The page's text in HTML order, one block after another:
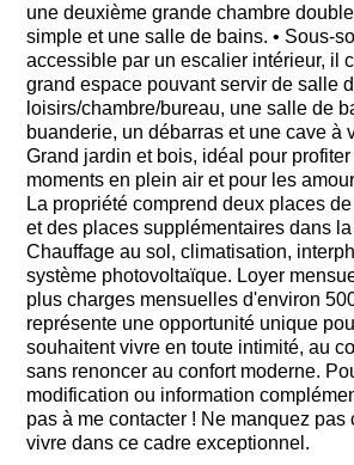
une deuxième grande chambre
simple et une salle de bains. • Sous-
accessible par un escalier intérieur, il
grand espace pouvant servir de salle
loisirs/chambre/bureau, une salle de
buanderie, un débarras et une cave à
Grand jardin et bois, idéal pour
moments en plein air et pour les
La propriété comprend deux places
et des places supplémentaires dans
Chauffage au sol, climatisation,
système photovoltaïque. Loyer
plus charges mensuelles d'environ
représente une opportunité unique
souhaitent vivre en toute intimité, au
sans renoncer au confort moderne.
modification ou information
pas à me contacter ! Ne manquez pas
vivre dans ce cadre exceptionnel.